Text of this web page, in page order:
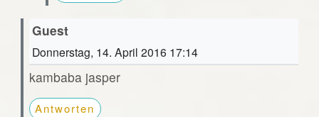
Guest
Donnerstag, 14. April 2016 17:14
kambaba jasper
Antworten